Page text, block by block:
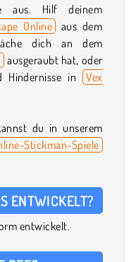
aus. Hilf deinem
Online
aus dem
dich an dem
ausgeraubt hat, oder
Hindernisse in Vex
du in unserem
Stickman-Spiele
ENTWICKELT?
entwickelt.